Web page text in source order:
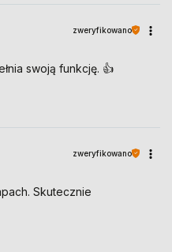
zweryfikowano
swoją funkcję. 👍️
zweryfikowano
Skutecznie